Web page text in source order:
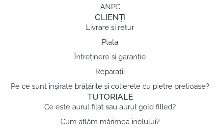
ANPC
CLIENȚI
Livrare si retur
Plata
Întreținere și garanție
Reparații
Pe ce sunt înșirate brățările și colierele cu pietre pretioase?
TUTORIALE
Ce este aurul filat sau aurul gold filled?
Cum aflăm mărimea inelului?